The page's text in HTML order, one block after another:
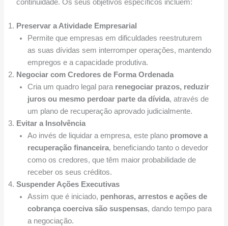
continuidade. Os seus objetivos específicos incluem:
Preservar a Atividade Empresarial
Permite que empresas em dificuldades reestruturem
as suas dívidas sem interromper operações, mantendo
empregos e a capacidade produtiva.
Negociar com Credores de Forma Ordenada
Cria um quadro legal para renegociar prazos, reduzir
juros ou mesmo perdoar parte da dívida, através de
um plano de recuperação aprovado judicialmente.
Evitar a Insolvência
Ao invés de liquidar a empresa, este plano promove a
recuperação financeira, beneficiando tanto o devedor
como os credores, que têm maior probabilidade de
receber os seus créditos.
Suspender Ações Executivas
Assim que é iniciado, penhoras, arrestos e ações de
cobrança coerciva são suspensas, dando tempo para
a negociação.